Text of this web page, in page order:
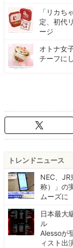
「リカち
定、初代
ージ
オトナ女
チーフに
トレンドニュース
NEC、
称）」の
ムーズに
日本最大
ル 1日
Alesso
ィスト出